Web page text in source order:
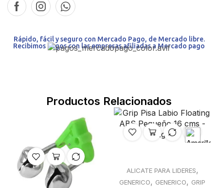
Rápido, fácil y seguro con Mercado Pago, de Mercado libre.
Recibimos pagos con las empresas afiliadas a Mercado pago
Productos Relacionados
ALICATE PARA LIDERES,
GENERICO, GENERICO, GRIP